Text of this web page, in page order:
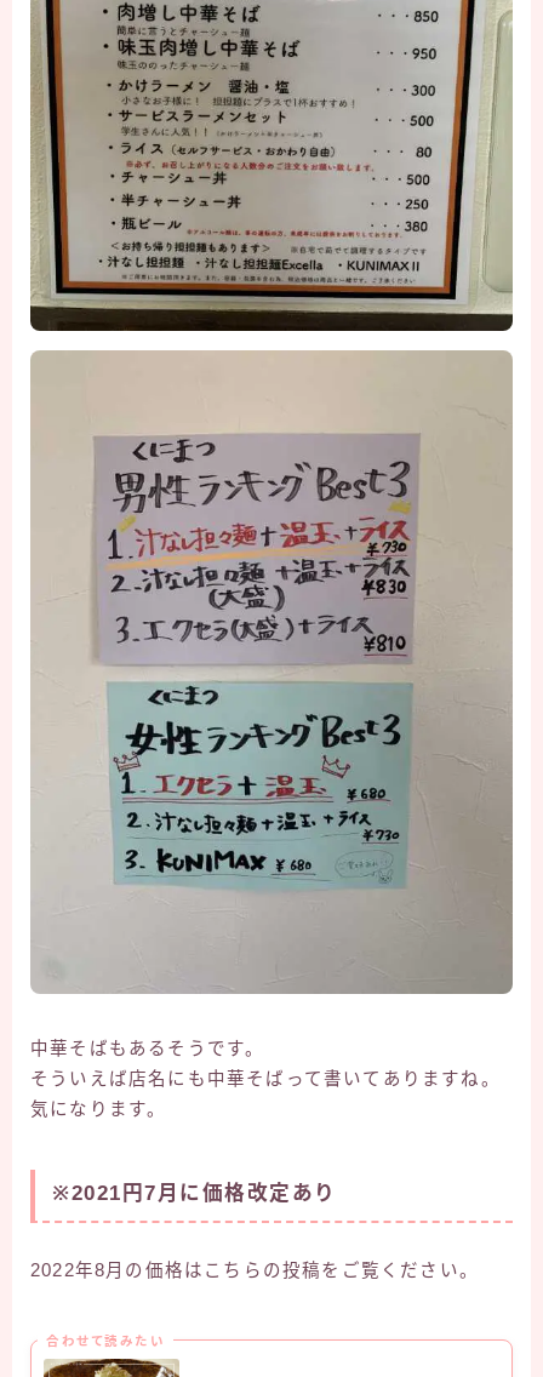
中華そばもあるそうです。
そういえば店名にも中華そばって書いてありますね。
気になります。
※2021円7月に価格改定あり
2022年8月の価格はこちらの投稿をご覧ください。
合わせて読みたい